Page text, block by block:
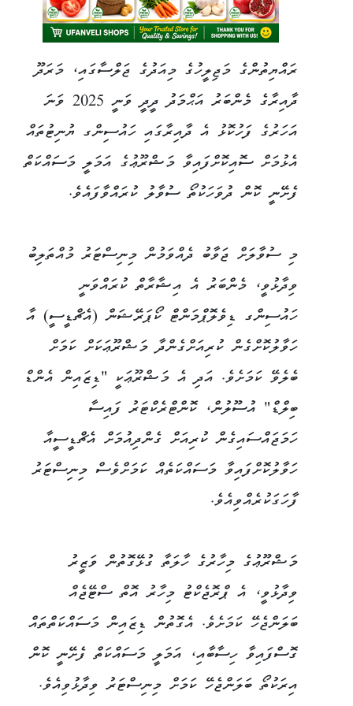
ރައްޔިތުންގެ މަޖިލީހުގެ މިއަދުގެ ޖަލްސާގައި، މަރަދޫ
ދާއިރާގެ މެންބަރު އަޙްމަދު ދީދީ ވަނީ 2025 ވަނަ
އަހަރުގެ ފަހުކޮޅު އެ ދާއިރާގައި ހައުސިންގ ޔުނިޓުތައް
އެޅުމަށް ސޮއިކޮށްފައިވާ މަޝްރޫޢުގެ އަމަލީ މަސައްކަތް
ފެށޭނީ ކޮން ދުވަހަކުތޯ ސުވާލު ކުރައްވާފައެވެ.
މި ސުވާލަށް ޖަވާބު ދެއްވަމުން މިނިސްޓަރު މުއްތަލިބު
ވިދާޅުވީ، މެންބަރު އެ އިޝާރާތް ކުރައްވަނީ
ހައުސިންގ ޑިވެލޮޕްމަންޓް ކޯޕަރޭޝަން (އެޗްޑީސީ) އާ
ހަވާލުކޮށްގެން ކުރިއަށްގެންދާ މަޝްރޫޢަކަށް ކަމަށް
ބެލެވޭ ކަމަށެވެ. އަދި އެ މަޝްރޫޢަކީ "ޑިޒައިން އެންޑް
ބިލްޑް" އުސޫލުން، ކޮންޓްރެކްޓަރު ފައިސާ
ހަމަޖައްސައިގެން ކުރިއަށް ގެންދިއުމަށް އެޗްޑީސީއާ
ހަވާލުކޮށްފައިވާ މަސައްކަތެއް ކަމަށްވެސް މިނިސްޓަރު
ފާހަގަކުރެއްވިއެވެ.
މަޝްރޫޢުގެ މިހާރުގެ ހާލަތާ ގުޅޭގޮތުން ވަޒީރު
ވިދާޅުވީ، އެ ޕްރޮޖެކްޓު މިހާރު އޮތް ސްޓޭޖެއް
ބަލަންޖެހޭ ކަމަށެވެ. އެގޮތުން ޑިޒައިން މަސައްކަތްތައް
ގޮސްފައިވާ ހިސާބާއި، އަމަލީ މަސައްކަތް ފެށޭނީ ކޮން
އިރަކުތޯ ބަލަންޖެހޭ ކަމަށް މިނިސްޓަރު ވިދާޅުވިއެވެ.